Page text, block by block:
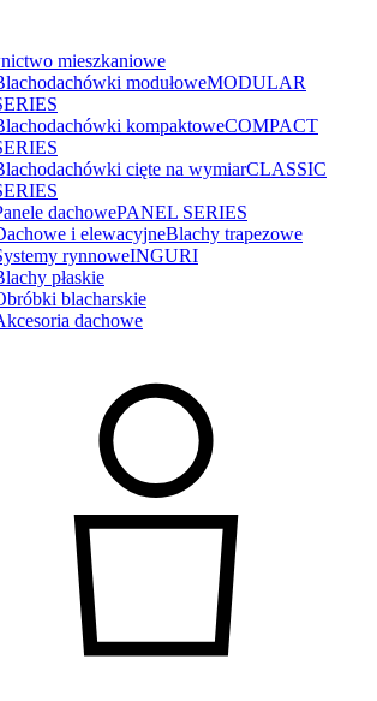
mieszkaniowe
modułoweMODULAR
kompaktoweCOMPACT
cięte na wymiarCLASSIC
dachowePANEL SERIES
i elewacyjneBlachy trapezowe
rynnoweINGURI
płaskie
blacharskie
dachowe